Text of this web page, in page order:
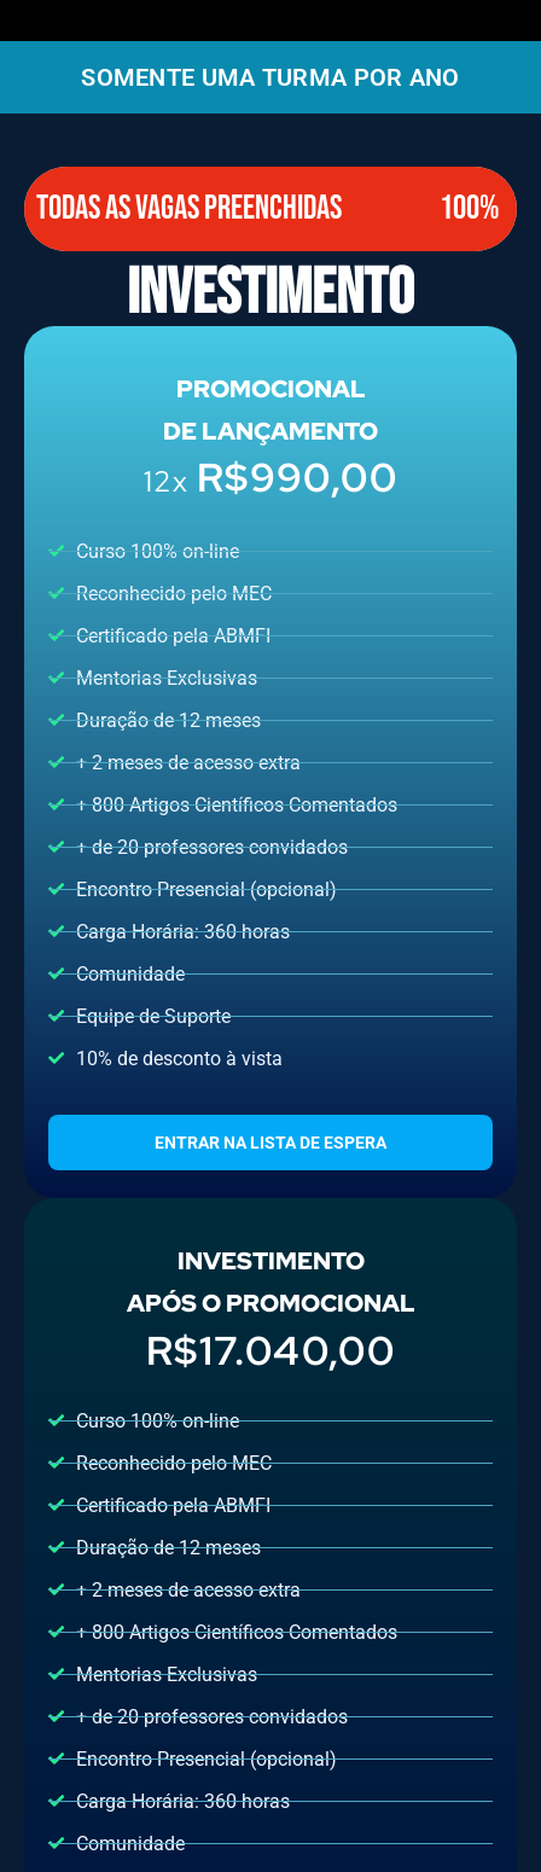
SOMENTE UMA TURMA POR ANO
TODAS AS VAGAS PREENCHIDAS 100%
investimento
PROMOCIONAL
DE LANÇAMENTO
12x R$990,00
Curso 100% on-line
Reconhecido pelo MEC
Certificado pela ABMFI
Mentorias Exclusivas
Duração de 12 meses
+ 2 meses de acesso extra
+ 800 Artigos Científicos Comentados
+ de 20 professores convidados
Encontro Presencial (opcional)
Carga Horária: 360 horas​
Comunidade
Equipe de Suporte
10% de desconto à vista
ENTRAR NA LISTA DE ESPERA
INVESTIMENTO
APÓS O PROMOCIONAL
R$17.040,00
Curso 100% on-line
Reconhecido pelo MEC
Certificado pela ABMFI
Duração de 12 meses
+ 2 meses de acesso extra
+ 800 Artigos Científicos Comentados
Mentorias Exclusivas
+ de 20 professores convidados
Encontro Presencial (opcional)
Carga Horária: 360 horas​
Comunidade